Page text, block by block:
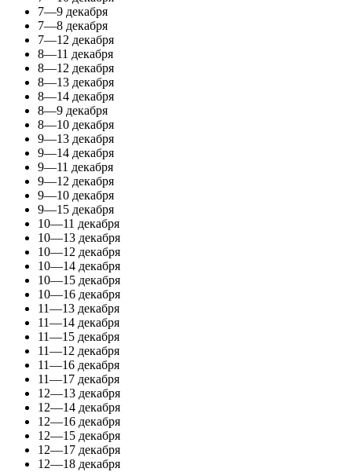
7—9 декабря
7—8 декабря
7—12 декабря
8—11 декабря
8—12 декабря
8—13 декабря
8—14 декабря
8—9 декабря
8—10 декабря
9—13 декабря
9—14 декабря
9—11 декабря
9—12 декабря
9—10 декабря
9—15 декабря
10—11 декабря
10—13 декабря
10—12 декабря
10—14 декабря
10—15 декабря
10—16 декабря
11—13 декабря
11—14 декабря
11—15 декабря
11—12 декабря
11—16 декабря
11—17 декабря
12—13 декабря
12—14 декабря
12—16 декабря
12—15 декабря
12—17 декабря
12—18 декабря